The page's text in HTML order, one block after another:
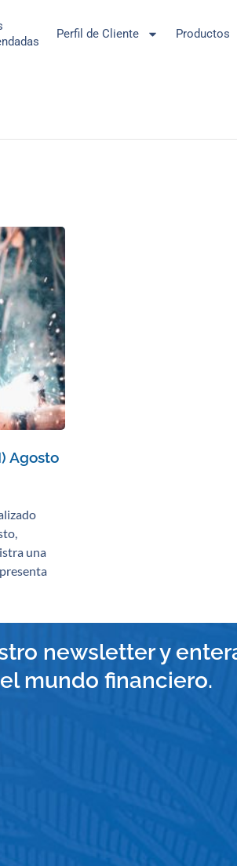
Perfil de Cliente Productos
Agosto
una
newsletter y
mundo financiero.